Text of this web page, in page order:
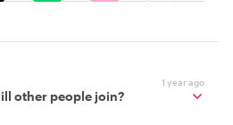
1 year ago
other people join?